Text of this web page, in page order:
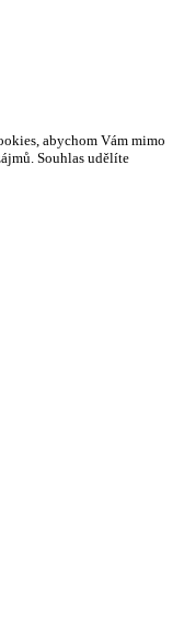
abychom Vám mimo
Souhlas udělíte